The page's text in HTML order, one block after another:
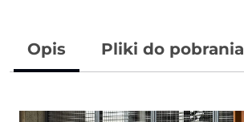
Opis Pliki do pobrania